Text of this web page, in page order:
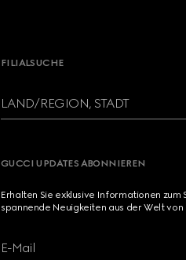
FILIALSUCHE
LAND/REGION, STADT
GUCCI UPDATES ABONNIEREN
Erhalten Sie exklusive Informationen
spannende Neuigkeiten aus der Welt von
E-Mail